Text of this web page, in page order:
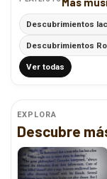
Descubrimientos
Descubrimientos
Ver todas
EXPLORA
Descubre